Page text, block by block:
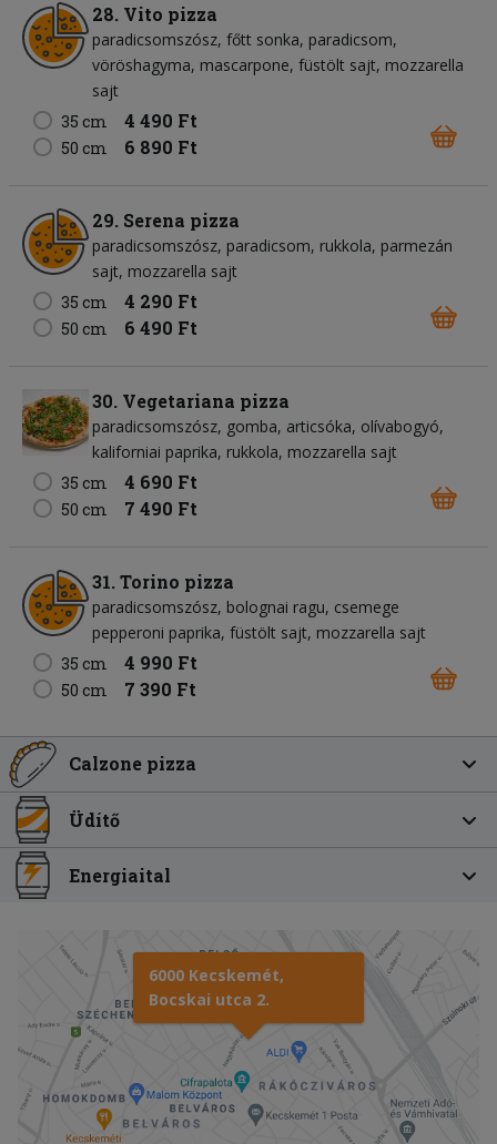
28. Vito pizza
paradicsomszósz főtt sonka paradicsom
vöröshagyma mascarpone füstölt sajt mozzarella
sajt
35 cm
4 490 Ft
50 cm 6 890 Ft
29. Serena pizza
paradicsomszósz paradicsom rukkola parmezán
sajt mozzarella sajt
35 cm
4 290 Ft
50 cm 6 490 Ft
30. Vegetariana pizza
paradicsomszósz gomba articsóka olívabogyó
kaliforniai paprika rukkola mozzarella sajt
35 cm
4 690 Ft
50 cm 7 490 Ft
31. Torino pizza
paradicsomszósz bolognai ragu csemege
pepperoni paprika füstölt sajt mozzarella sajt
35 cm
4 990 Ft
50 cm 7 390 Ft
Calzone pizza
Üdítő
Energiaital
6000 Kecskemét,
Bocskai utca 2.